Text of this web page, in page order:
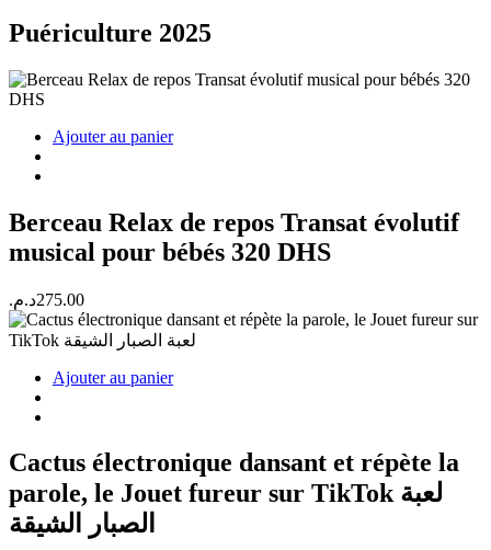
Puériculture 2025
Ajouter au panier
Berceau Relax de repos Transat évolutif
musical pour bébés 320 DHS
275.00د.م.
Ajouter au panier
Cactus électronique dansant et répète la
parole, le Jouet fureur sur TikTok لعبة
الصبار الشيقة